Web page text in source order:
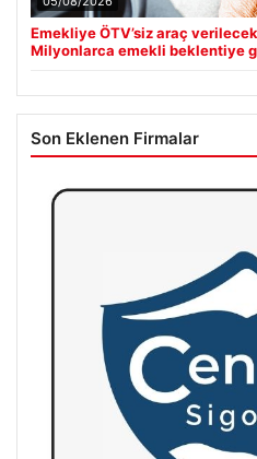
Emekliye ÖTV’siz araç
Milyonlarca emekli beklentiye
Son Eklenen Firmalar